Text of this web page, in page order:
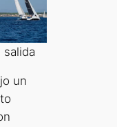
salida
un